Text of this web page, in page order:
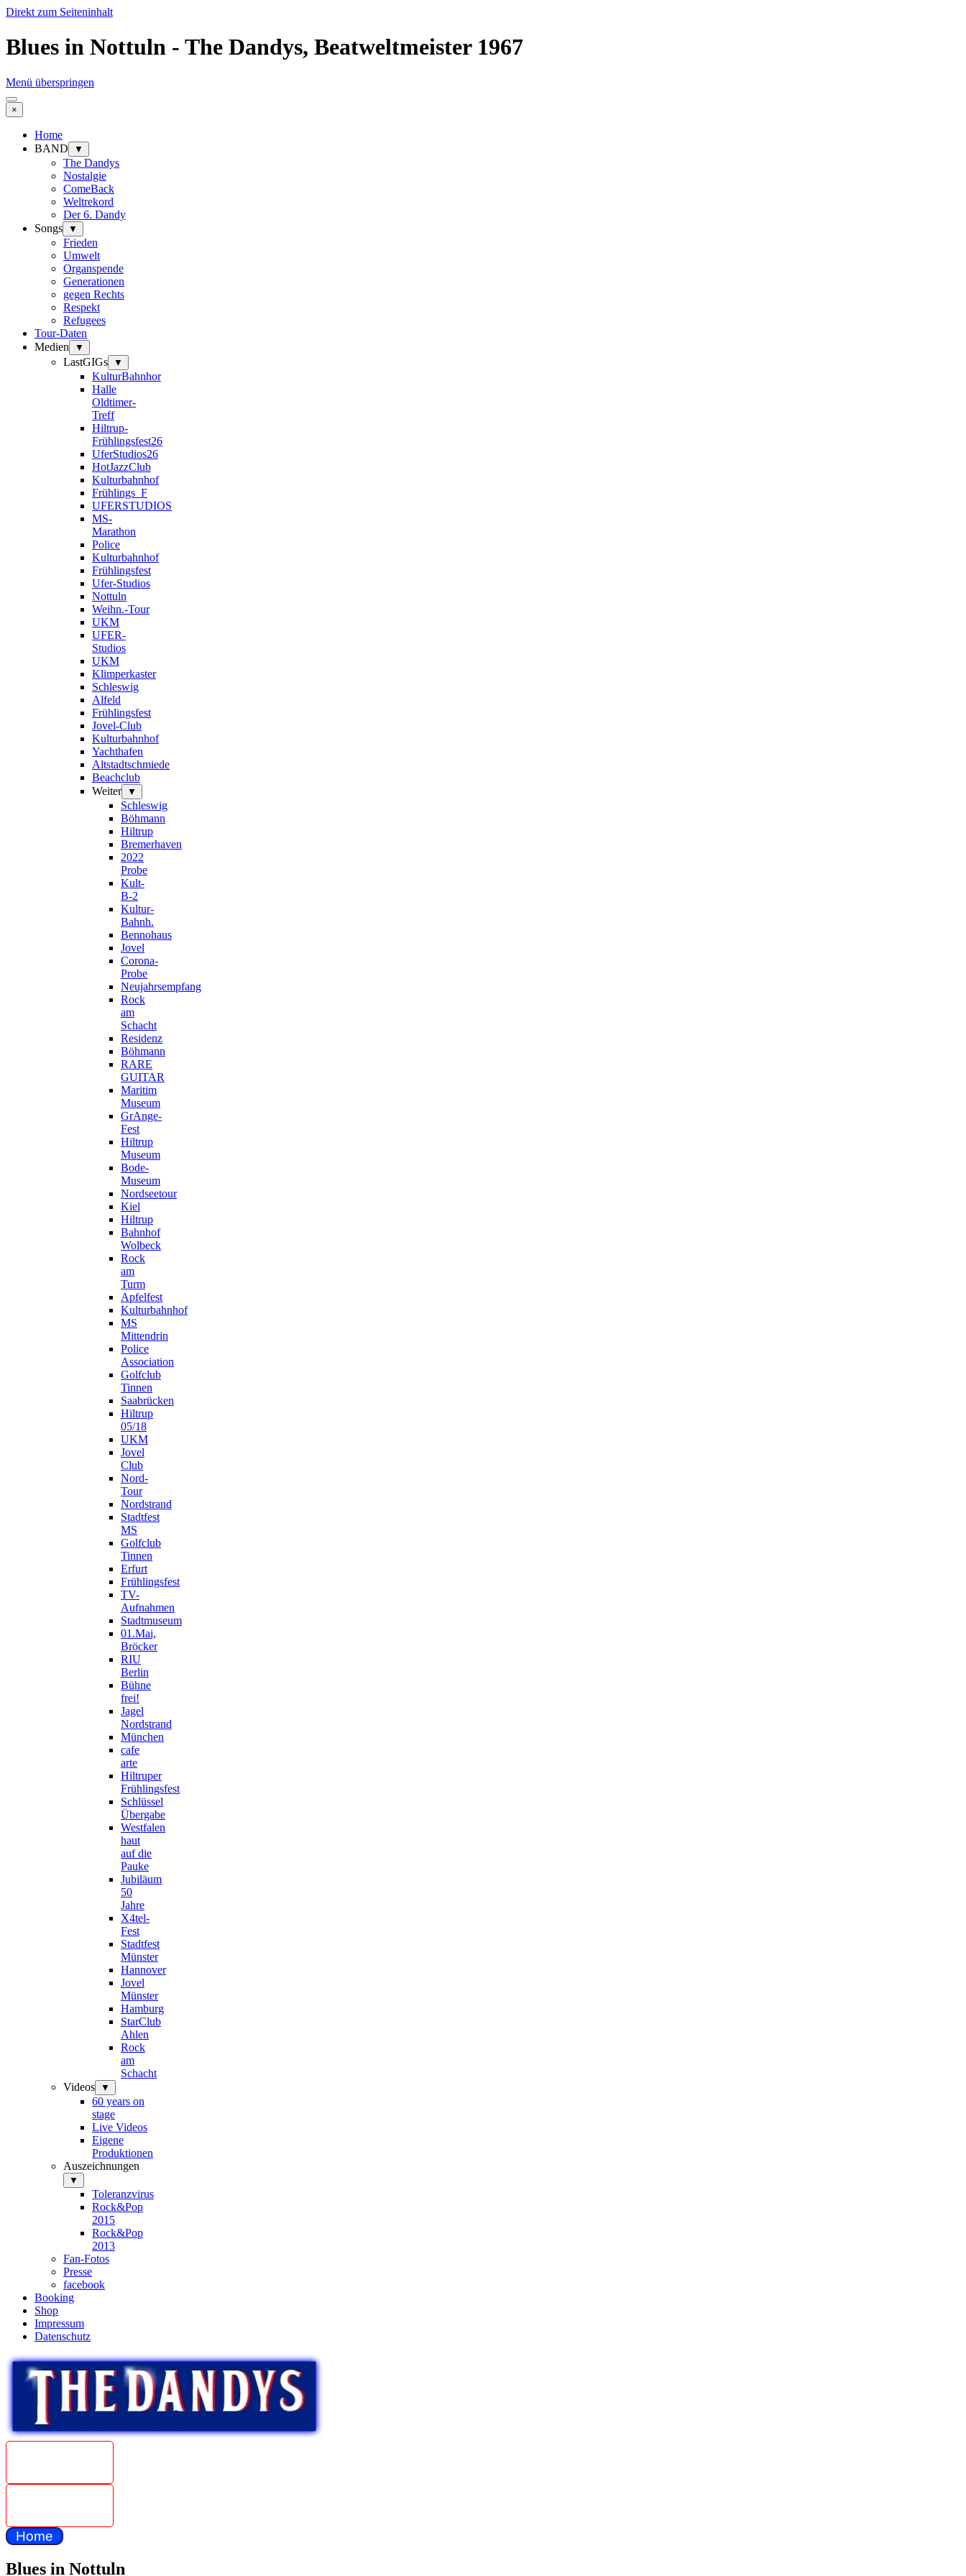
Direkt zum Seiteninhalt
Blues in Nottuln - The Dandys, Beatweltmeister 1967
Menü überspringen
×
Home
BAND
▼
The Dandys
Nostalgie
ComeBack
Weltrekord
Der 6. Dandy
Songs
▼
Frieden
Umwelt
Organspende
Generationen
gegen Rechts
Respekt
Refugees
Tour-Daten
Medien
▼
LastGIGs ▼
KulturBahnhor
Halle
Oldtimer-
Treff
Hiltrup-
Frühlingsfest26
UferStudios26
HotJazzClub
Kulturbahnhof
Frühlings_F
UFERSTUDIOS
MS-
Marathon
Police
Kulturbahnhof
Frühlingsfest
Ufer-Studios
Nottuln
Weihn.-Tour
UKM
UFER-
Studios
UKM
Klimperkaster
Schleswig
Alfeld
Frühlingsfest
Jovel-Club
Kulturbahnhof
Yachthafen
Altstadtschmiede
Beachclub
Weiter
▼
Schleswig
Böhmann
Hiltrup
Bremerhaven
2022
Probe
Kult-
B-2
Kultur-
Bahnh.
Bennohaus
Jovel
Corona-
Probe
Neujahrsempfang
Rock
am
Schacht
Residenz
Böhmann
RARE
GUITAR
Maritim
Museum
GrAnge-
Fest
Hiltrup
Museum
Bode-
Museum
Nordseetour
Kiel
Hiltrup
Bahnhof
Wolbeck
Rock
am
Turm
Apfelfest
Kulturbahnhof
MS
Mittendrin
Police
Association
Golfclub
Tinnen
Saabrücken
Hiltrup
05/18
UKM
Jovel
Club
Nord-
Tour
Nordstrand
Stadtfest
MS
Golfclub
Tinnen
Erfurt
Frühlingsfest
TV-
Aufnahmen
Stadtmuseum
01.Mai,
Bröcker
RIU
Berlin
Bühne
frei!
Jagel
Nordstrand
München
cafe
arte
Hiltruper
Frühlingsfest
Schlüssel
Übergabe
Westfalen
haut
auf die
Pauke
Jubiläum
50
Jahre
X4tel-
Fest
Stadtfest
Münster
Hannover
Jovel
Münster
Hamburg
StarClub
Ahlen
Rock
am
Schacht
Videos
▼
60 years on
stage
Live Videos
Eigene
Produktionen
Auszeichnungen
▼
Toleranzvirus
Rock&Pop
2015
Rock&Pop
2013
Fan-Fotos
Presse
facebook
Booking
Shop
Impressum
Datenschutz
Home
Blues in Nottuln